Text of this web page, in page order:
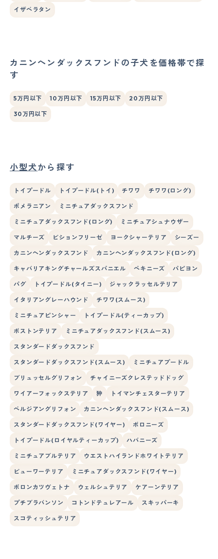
イザベラタン
カニンヘンダックスフンドの子犬を価格帯で探
す
5万円以下 10万円以下 15万円以下 20万円以下
30万円以下
小型犬から探す
トイプードル トイプードル(トイ) チワワ チワワ(ロング)
ポメラニアン ミニチュアダックスフンド
ミニチュアダックスフンド(ロング) ミニチュアシュナウザー
マルチーズ ビションフリーゼ ヨークシャーテリア シーズー
カニンヘンダックスフンド カニンヘンダックスフンド(ロング)
キャバリアキングチャールズスパニエル ペキニーズ パピヨン
パグ トイプードル(タイニー) ジャックラッセルテリア
イタリアングレーハウンド チワワ(スムース)
ミニチュアピンシャー トイプードル(ティーカップ)
ボストンテリア ミニチュアダックスフンド(スムース)
スタンダードダックスフンド
スタンダードダックスフンド(スムース) ミニチュアプードル
ブリュッセルグリフォン チャイニーズクレステッドドッグ
ワイアーフォックステリア 狆 トイマンチェスターテリア
ベルジアングリフォン カニンヘンダックスフンド(スムース)
スタンダードダックスフンド(ワイヤー) ボロニーズ
トイプードル(ロイヤルティーカップ) ハバニーズ
ミニチュアブルテリア ウエストハイランドホワイトテリア
ビューワーテリア ミニチュアダックスフンド(ワイヤー)
ボロンカツヴェトナ ウェルシュテリア ケアーンテリア
プチブラバンソン コトンドテュレアール スキッパーキ
スコティッシュテリア